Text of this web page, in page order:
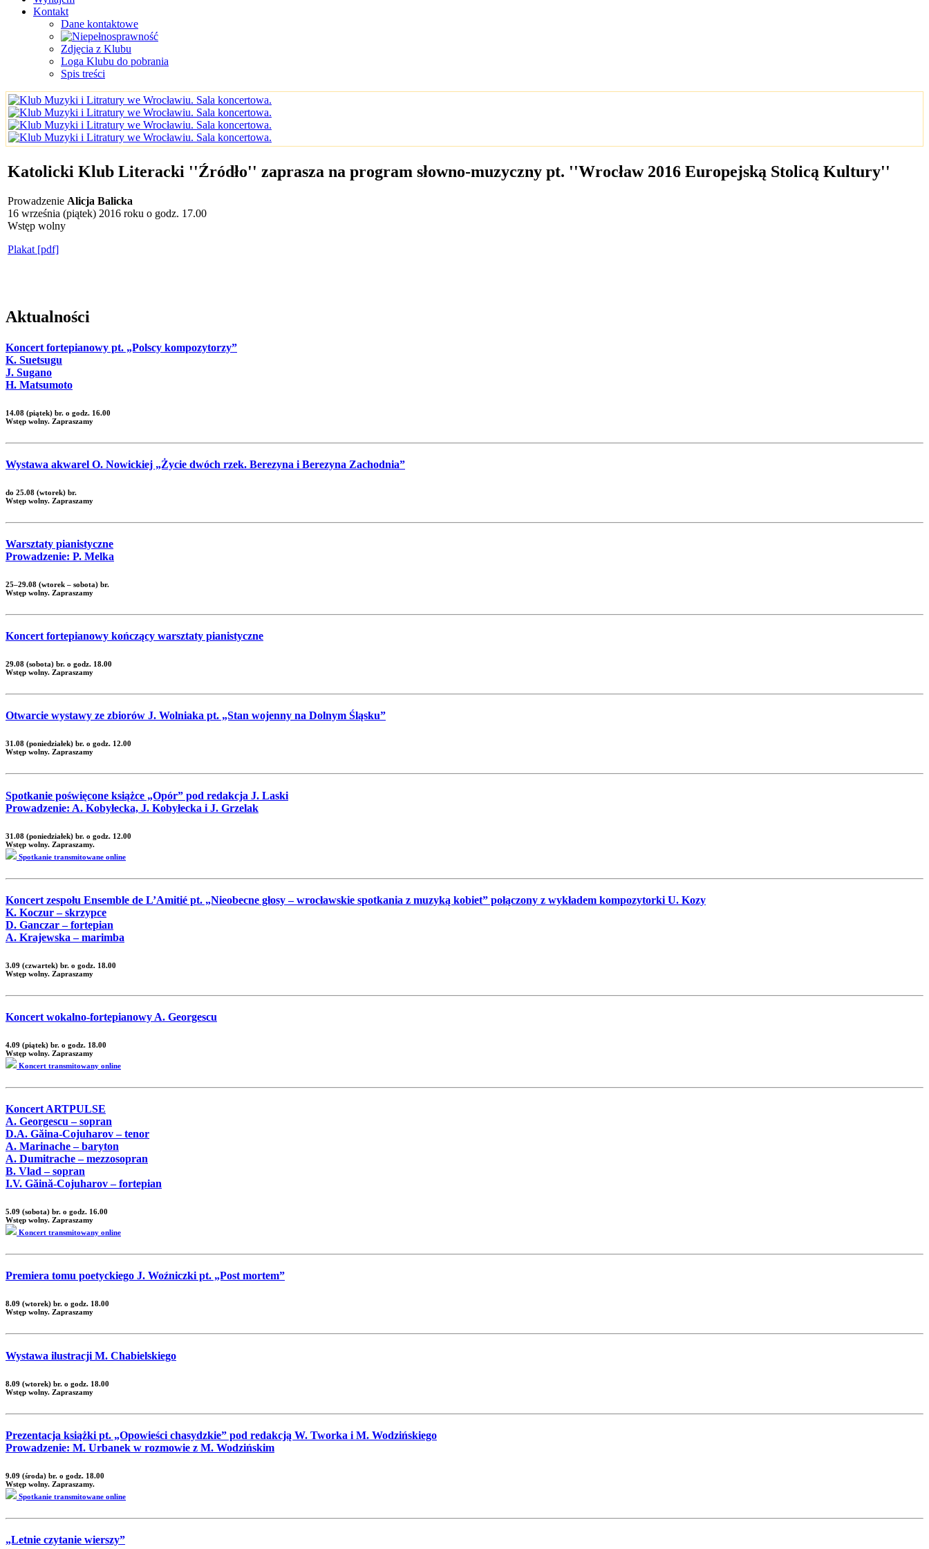
Kontakt
Dane kontaktowe
Zdjęcia z Klubu
Loga Klubu do pobrania
Spis treści
Katolicki Klub Literacki ''Źródło'' zaprasza na program słowno-muzyczny pt. ''Wrocław 2016 Europejską Stolicą Kultury''
Prowadzenie Alicja Balicka
16 września (piątek) 2016 roku o godz. 17.00
Wstęp wolny
Plakat [pdf]
Aktualności
Koncert fortepianowy pt. „Polscy kompozytorzy”
K. Suetsugu
J. Sugano
H. Matsumoto
14.08 (piątek) br. o godz. 16.00
Wstęp wolny. Zapraszamy
Wystawa akwarel O. Nowickiej „Życie dwóch rzek. Berezyna i Berezyna Zachodnia”
do 25.08 (wtorek) br.
Wstęp wolny. Zapraszamy
Warsztaty pianistyczne
Prowadzenie: P. Melka
25–29.08 (wtorek – sobota) br.
Wstęp wolny. Zapraszamy
Koncert fortepianowy kończący warsztaty pianistyczne
29.08 (sobota) br. o godz. 18.00
Wstęp wolny. Zapraszamy
Otwarcie wystawy ze zbiorów J. Wolniaka pt. „Stan wojenny na Dolnym Śląsku”
31.08 (poniedziałek) br. o godz. 12.00
Wstęp wolny. Zapraszamy
Spotkanie poświęcone książce „Opór” pod redakcja J. Laski
Prowadzenie: A. Kobyłecka, J. Kobyłecka i J. Grzelak
31.08 (poniedziałek) br. o godz. 12.00
Wstęp wolny. Zapraszamy.
Spotkanie transmitowane online
Koncert zespołu Ensemble de L’Amitié pt. „Nieobecne głosy – wrocławskie spotkania z muzyką kobiet” połączony z wykładem kompozytorki U. Kozy
K. Koczur – skrzypce
D. Ganczar – fortepian
A. Krajewska – marimba
3.09 (czwartek) br. o godz. 18.00
Wstęp wolny. Zapraszamy
Koncert wokalno-fortepianowy A. Georgescu
4.09 (piątek) br. o godz. 18.00
Wstęp wolny. Zapraszamy
Koncert transmitowany online
Koncert ARTPULSE
A. Georgescu – sopran
D.A. Găina-Cojuharov – tenor
A. Marinache – baryton
A. Dumitrache – mezzosopran
B. Vlad – sopran
I.V. Găină-Cojuharov – fortepian
5.09 (sobota) br. o godz. 16.00
Wstęp wolny. Zapraszamy
Koncert transmitowany online
Premiera tomu poetyckiego J. Woźniczki pt. „Post mortem”
8.09 (wtorek) br. o godz. 18.00
Wstęp wolny. Zapraszamy
Wystawa ilustracji M. Chabielskiego
8.09 (wtorek) br. o godz. 18.00
Wstęp wolny. Zapraszamy
Prezentacja książki pt. „Opowieści chasydzkie” pod redakcją W. Tworka i M. Wodzińskiego
Prowadzenie: M. Urbanek w rozmowie z M. Wodzińskim
9.09 (środa) br. o godz. 18.00
Wstęp wolny. Zapraszamy.
Spotkanie transmitowane online
„Letnie czytanie wierszy”